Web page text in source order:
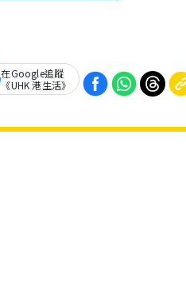
在Google追蹤
《UHK 港生活》